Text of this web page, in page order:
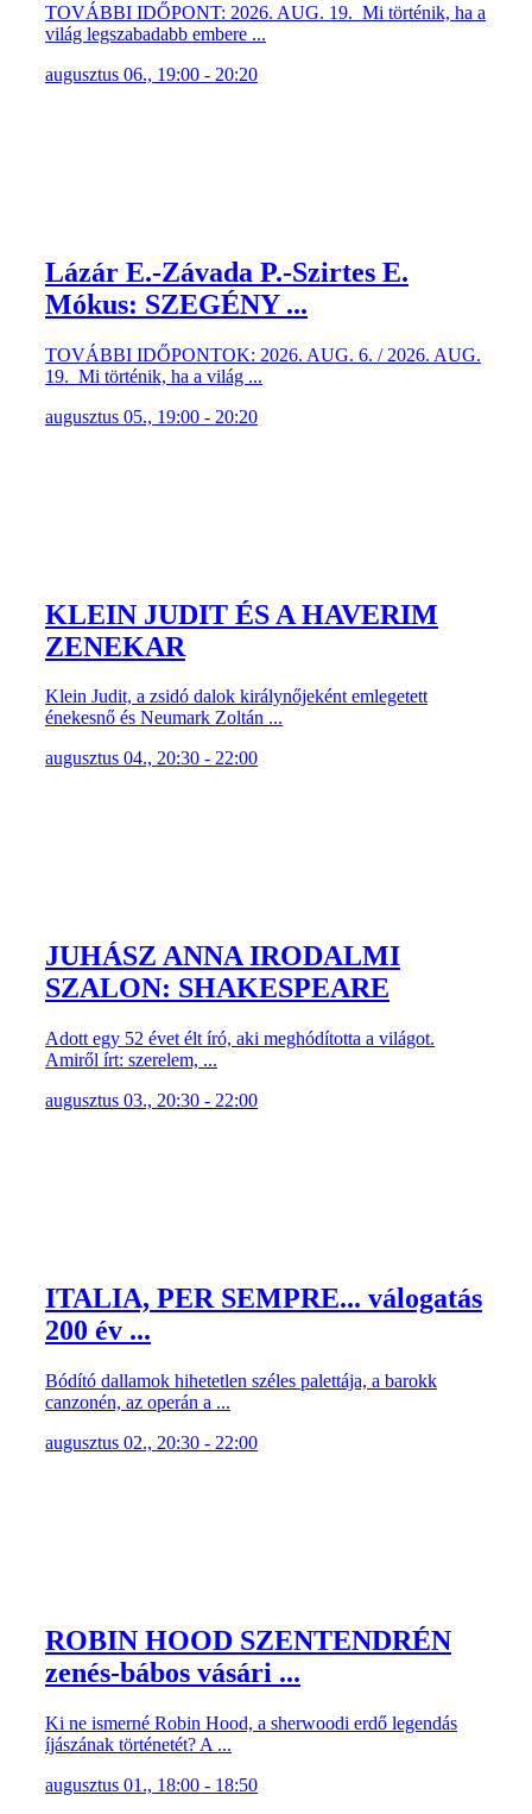
TOVÁBBI IDŐPONT: 2026. AUG. 19. Mi történik, ha a
világ legszabadabb embere ...
augusztus 06., 19:00 - 20:20
Lázár E.-Závada P.-Szirtes E.
Mókus: SZEGÉNY ...
TOVÁBBI IDŐPONTOK: 2026. AUG. 6. / 2026. AUG.
19. Mi történik, ha a világ ...
augusztus 05., 19:00 - 20:20
KLEIN JUDIT ÉS A HAVERIM
ZENEKAR
Klein Judit, a zsidó dalok királynőjeként emlegetett
énekesnő és Neumark Zoltán ...
augusztus 04., 20:30 - 22:00
JUHÁSZ ANNA IRODALMI
SZALON: SHAKESPEARE
Adott egy 52 évet élt író, aki meghódította a világot.
Amiről írt: szerelem, ...
augusztus 03., 20:30 - 22:00
ITALIA, PER SEMPRE... válogatás
200 év ...
Bódító dallamok hihetetlen széles palettája, a barokk
canzonén, az operán a ...
augusztus 02., 20:30 - 22:00
ROBIN HOOD SZENTENDRÉN
zenés-bábos vásári ...
Ki ne ismerné Robin Hood, a sherwoodi erdő legendás
íjászának történetét? A ...
augusztus 01., 18:00 - 18:50